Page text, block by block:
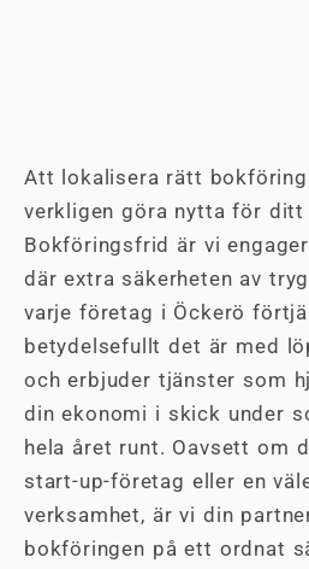
Att lokalisera rätt
verkligen göra nytta för ditt
Bokföringsfrid är vi
där extra säkerheten av
varje företag i Öckerö
betydelsefullt det är med
och erbjuder tjänster som
din ekonomi i skick under
hela året runt. Oavsett om
start-up-företag eller en
verksamhet, är vi din
bokföringen på ett ordnat